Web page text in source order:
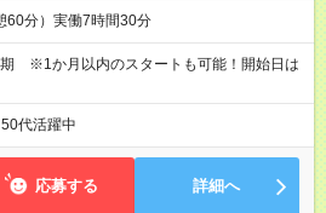
60分）実働7時間30分
期 ※1か月以内のスタートも可能！開始日は
代活躍中
応募する 詳細へ